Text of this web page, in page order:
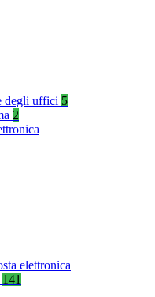
degli uffici 5
2
elettronica
141